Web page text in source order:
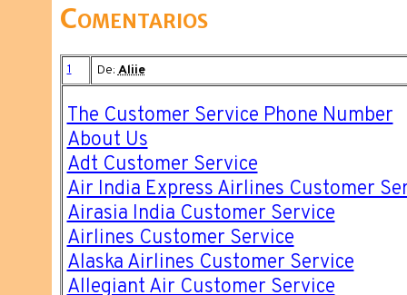
Comentarios
1 De: Aliie
The Customer Service Phone Number
About Us
Adt Customer Service
Air India Express Airlines Customer
Airasia India Customer Service
Airlines Customer Service
Alaska Airlines Customer Service
Allegiant Air Customer Service